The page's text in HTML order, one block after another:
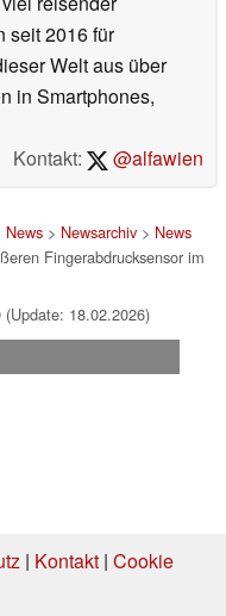
seit 2016 für
Welt aus über
in Smartphones,
Kontakt:
@alfawien
News> Newsarchiv> News
Fingerabdrucksensor im
18.02.2026)
| Kontakt| Cookie